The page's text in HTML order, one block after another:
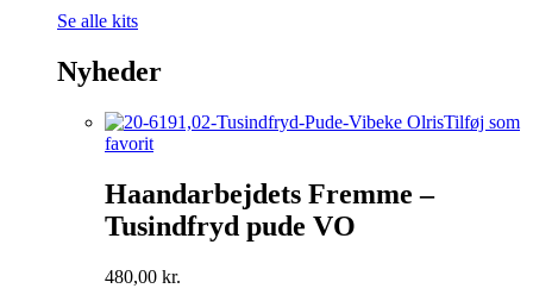
Se alle kits
Nyheder
Tilføj som
favorit
Haandarbejdets Fremme –
Tusindfryd pude VO
480,00 kr.